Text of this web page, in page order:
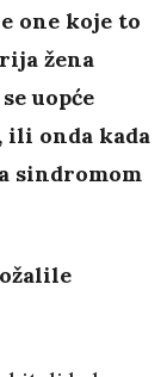
one koje to
žena
uopće
ili onda kada
sindromom